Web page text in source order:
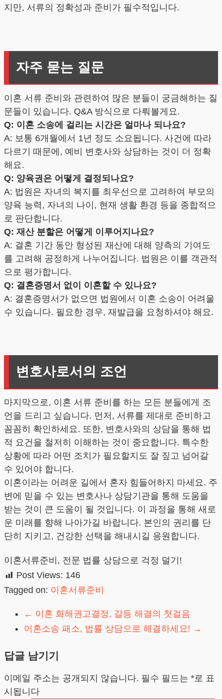
지만, 서류의 정확성과 준비가 필수적입니다.
자주 묻는 질문
이혼 서류 준비와 관련하여 많은 분들이 궁금해하는 질
문들이 있습니다. Q&A 방식으로 다뤄볼게요.
Q: 이혼 소송에 걸리는 시간은 얼마나 되나요?
A: 보통 6개월에서 1년 정도 소요됩니다. 사건에 따라
다르기 때문에, 예비 변호사와 상담하는 것이 더 정확
해요.
Q: 양육권은 어떻게 결정되나요?
A: 법원은 자녀의 복지를 최우선으로 고려하여 부모의
양육 능력, 자녀의 나이, 현재 생활 환경 등을 종합적으
로 판단합니다.
Q: 재산 분할은 어떻게 이루어지나요?
A: 결혼 기간 동안 형성된 재산에 대해 양측의 기여도
를 고려해 공정하게 나누어집니다. 법원은 이를 객관적
으로 평가합니다.
Q: 결혼증명서 없이 이혼할 수 있나요?
A: 결혼증명서가 없으면 법원에서 이혼 소송이 어려울
수 있습니다. 필요한 경우, 재발급을 요청하셔야 해요.
변호사로서의 조언
마지막으로, 이혼 서류 준비를 하는 모든 분들에게 조
언을 드리고 싶습니다. 먼저, 서류를 제대로 준비하고
꼼꼼히 확인하세요. 또한, 변호사와의 상담을 통해 법
적 요건을 철저히 이해하는 것이 중요합니다. 특수한
상황에 따라 어떤 조치가 필요할지도 잘 짚고 넘어갈
수 있어야 합니다.
이혼이라는 어려운 길에서 혼자 힘들어하지 마세요. 주
변에 믿을 수 있는 변호사나 상담기관을 통해 도움을
받는 것이 큰 도움이 될 것입니다. 이 과정을 통해 새로
운 미래를 향해 나아가길 바랍니다. 본인의 권리를 단
단히 지키고, 건강한 선택을 해내시길 응원합니다.
이혼서류준비, 전문 법률 상담으로 걱정 덜기!
Post Views: 146
Tagged on: 이혼서류준비
← 이혼 화해권고결정, 갈등 해결의 첫걸음
이혼소송 패소, 법률 상담으로 해결하세요! →
답글 남기기
이메일 주소는 공개되지 않습니다. 필수 필드는 *로 표
시됩니다